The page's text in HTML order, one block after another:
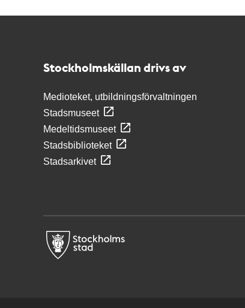
Stockholmskällan drivs av
Medioteket, utbildningsförvaltningen
Stadsmuseet
Medeltidsmuseet
Stadsbiblioteket
Stadsarkivet